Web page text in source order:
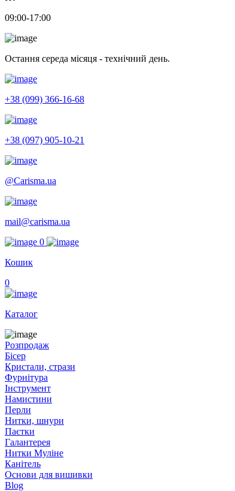
09:00-17:00
Остання середа місяця - технічний день.
+38 (099) 366-16-68
+38 (097) 905-10-21
@Carisma.ua
mail@carisma.ua
0
Кошик
0
Каталог
Розпродаж
Бісер
Кристали, стрази
Фурнітура
Інструмент
Намистини
Перли
Нитки, шнури
Паєтки
Галантерея
Нитки Муліне
Канітель
Основи для вишивки
Blog